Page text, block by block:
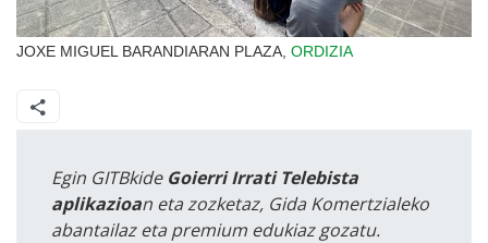
JOXE MIGUEL BARANDIARAN PLAZA, ORDIZIA
Egin GITBkide Goierri Irrati Telebista
aplikazioan eta zozketaz, Gida Komertzialeko
abantailaz eta premium edukiaz gozatu.